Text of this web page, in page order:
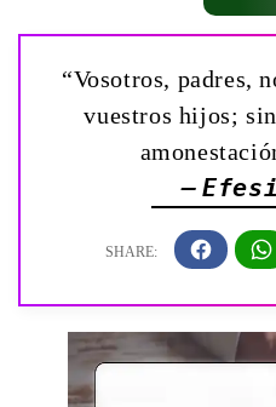
“Vosotros, padres,
vuestros hijos;
—